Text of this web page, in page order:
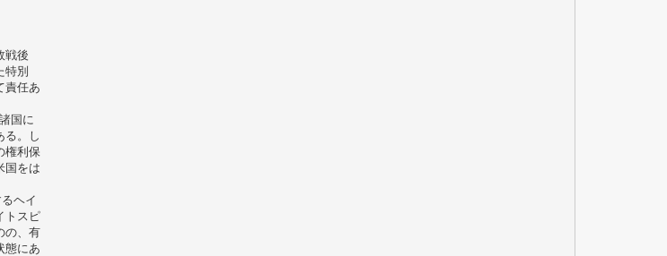
戦後
特別
責任あ
国に
る。し
権利保
国をは
ヘイ
トスピ
の、有
態にあ